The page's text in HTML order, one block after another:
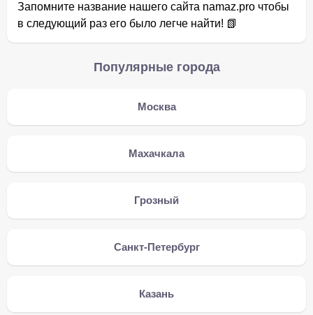
Запомните название нашего сайта namaz.pro чтобы
в следующий раз его было легче найти! 📗
Популярные города
Москва
Махачкала
Грозный
Санкт-Петербург
Казань